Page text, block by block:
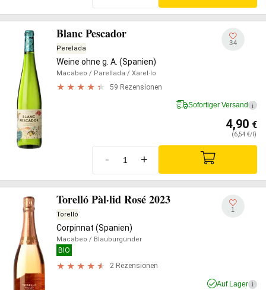
Blanc Pescador
Perelada
Weine ohne g. A. (Spanien)
Macabeo / Parellada / Xarel·lo
59 Rezensionen
34
Sofortiger Versand i
4,90 €
(6,54 €/l)
- +
Torelló Pàl·lid Rosé 2023
Torelló
Corpinnat (Spanien)
Macabeo / Blauburgunder
BIO
2 Rezensionen
1
Auf Lager i